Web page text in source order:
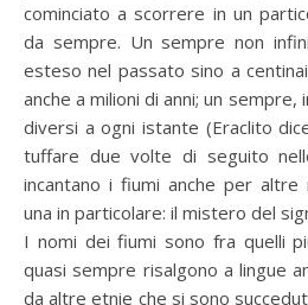
cominciato a scorrere in un
da sempre. Un sempre non
esteso nel passato sino a
anche a milioni di anni; un
diversi a ogni istante (Eraclito
tuffare due volte di seguito
incantano i fiumi anche per
una in particolare: il mistero del
I nomi dei fiumi sono fra quelli
quasi sempre risalgono a lingue
da altre etnie che si sono